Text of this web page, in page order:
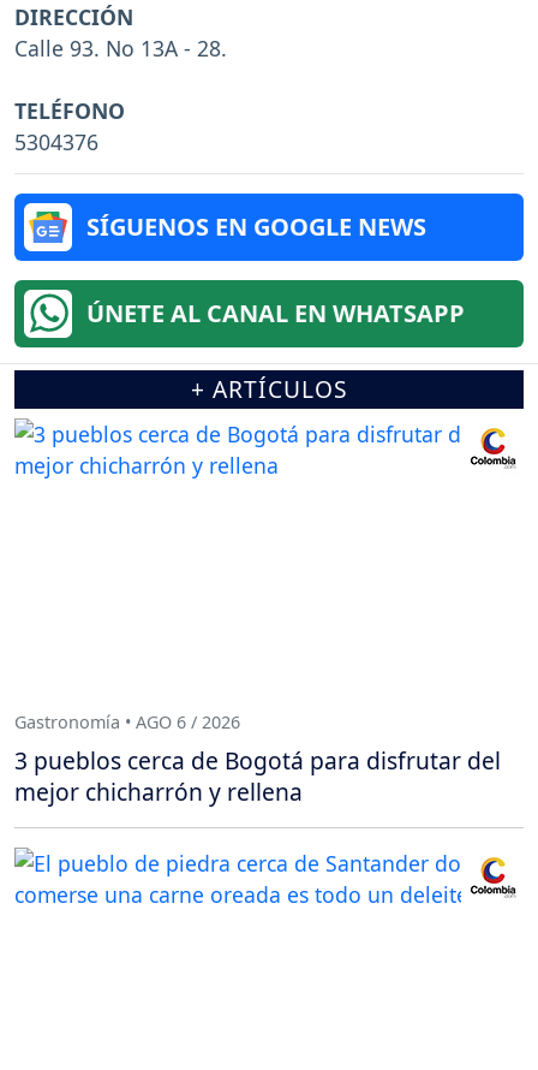
DIRECCIÓN
Calle 93. No 13A - 28.
TELÉFONO
5304376
SÍGUENOS EN GOOGLE NEWS
ÚNETE AL CANAL EN WHATSAPP
+ ARTÍCULOS
Gastronomía • AGO 6 / 2026
3 pueblos cerca de Bogotá para disfrutar del
mejor chicharrón y rellena